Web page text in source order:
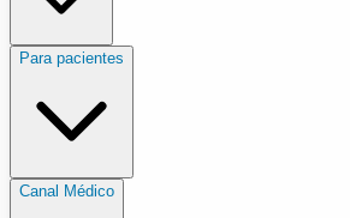
Para pacientes
Canal Médico